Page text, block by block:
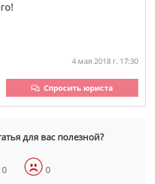
4 мая 2018 г. 17:30
Спросить юриста
для вас полезной?
0 0